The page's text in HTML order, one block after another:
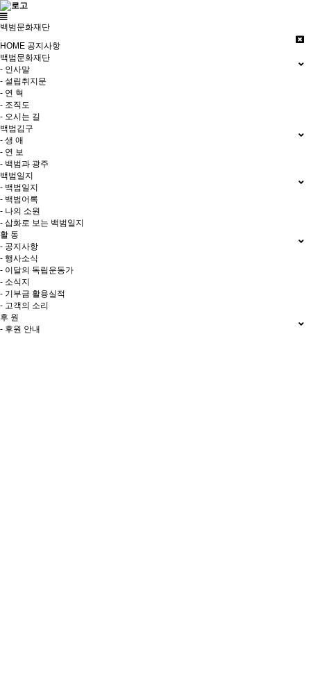
백범문화재단
HOME 공지사항
백범문화재단
- 인사말
- 설립취지문
- 연 혁
- 조직도
- 오시는 길
백범김구
- 생 애
- 연 보
- 백범과 광주
백범일지
- 백범일지
- 백범어록
- 나의 소원
- 삽화로 보는 백범일지
활 동
- 공지사항
- 행사소식
- 이달의 독립운동가
- 소식지
- 기부금 활용실적
- 고객의 소리
후 원
- 후원 안내